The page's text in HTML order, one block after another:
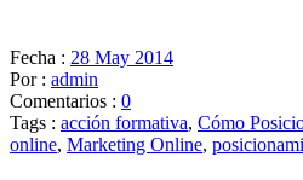
Fecha : 28 May 2014
Por : admin
Comentarios : 0
Tags : acción formativa, Cómo
online, Marketing Online,